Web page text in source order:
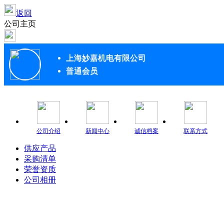
返回
公司主页
上海妙嘉机电有限公司
普通会员
公司介绍 新闻中心 诚信档案 联系方式
供应产品
采购清单
荣誉资质
公司相册